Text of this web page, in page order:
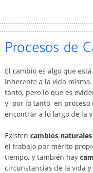
Procesos de
El cambio es algo que
inherente a la vida
tanto, pero lo que es
y, por lo tanto, en proceso
encontrar a lo largo de la
Existen cambios naturales
el trabajo por mérito
tiempo, y también hay
circunstancias de la vida